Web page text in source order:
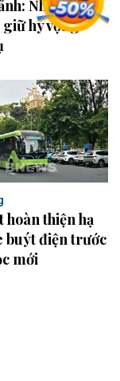
Những đôi
hy vọng
hoàn thiện hạ
buýt điện trước
mới